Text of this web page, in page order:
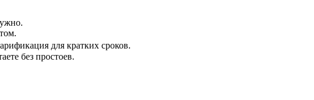
для кратких сроков.
без простоев.